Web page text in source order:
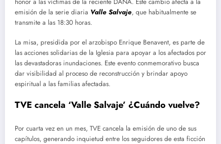
emisión de la serie diaria Valle Salvaje, que habitualmente se
transmite a las 18:30 horas.
La misa, presidida por el arzobispo Enrique Benavent, es parte de
las acciones solidarias de la Iglesia para apoyar a los afectados por
las devastadoras inundaciones. Este evento conmemorativo busca
dar visibilidad al proceso de reconstrucción y brindar apoyo
espiritual a las familias afectadas.
TVE cancela ‘Valle Salvaje’ ¿Cuándo vuelve?
Por cuarta vez en un mes, TVE cancela la emisión de uno de sus
capítulos, generando inquietud entre los seguidores de esta ficción